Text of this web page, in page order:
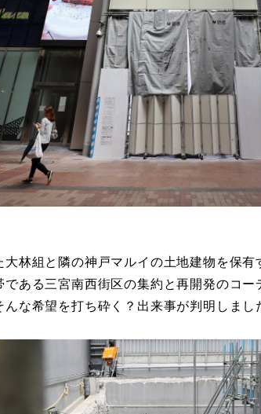
大林組と隣の神戸マルイの土地建物を保
である三宮南西街区の集約と再開発のコ
な希望を打ち砕く？出来事が判明しまし